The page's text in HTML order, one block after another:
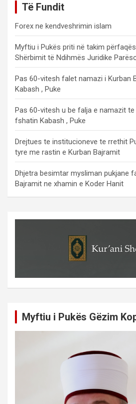
Të Fundit
Forex ne kendveshrimin islam
Myftiu i Pukës priti në takim
Shërbimit të Ndihmës Juridike
Pas 60-vitesh falet namazi i Kurban
Kabash , Puke
Pas 60-vitesh u be falja e namazit te
fshatin Kabash , Puke
Drejtues te institucioneve te rrethit
tyre me rastin e Kurban Bajramit
Dhjetra besimtar mysliman pukjane
Bajramit ne xhamin e Koder Hanit
Myftiu i Pukës Gëzim